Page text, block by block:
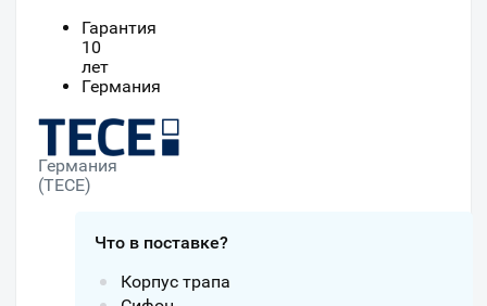
Гарантия
10
лет
Германия
Германия
(TECE)
Что в поставке?
Корпус трапа